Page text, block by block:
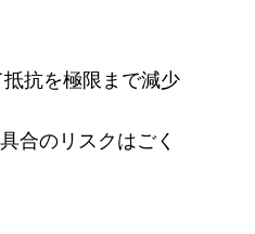
抵抗を極限まで減少
合のリスクはごく